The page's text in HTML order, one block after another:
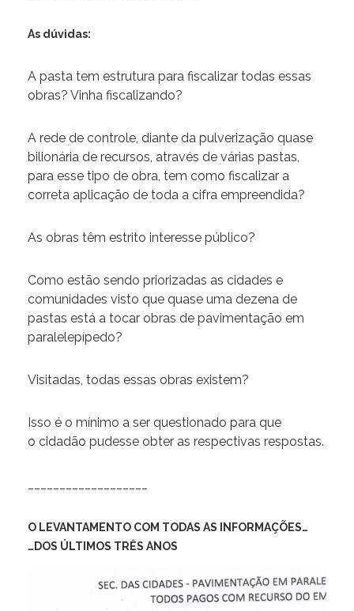
As dúvidas:
A pasta tem estrutura para fiscalizar todas essas
obras? Vinha fiscalizando?
A rede de controle, diante da pulverização quase
bilionária de recursos, através de várias pastas,
para esse tipo de obra, tem como fiscalizar a
correta aplicação de toda a cifra empreendida?
As obras têm estrito interesse público?
Como estão sendo priorizadas as cidades e
comunidades visto que quase uma dezena de
pastas está a tocar obras de pavimentação em
paralelepípedo?
Visitadas, todas essas obras existem?
Isso é o mínimo a ser questionado para que
o cidadão pudesse obter as respectivas respostas.
O LEVANTAMENTO COM TODAS AS INFORMAÇÕES…
…DOS ÚLTIMOS TRÊS ANOS